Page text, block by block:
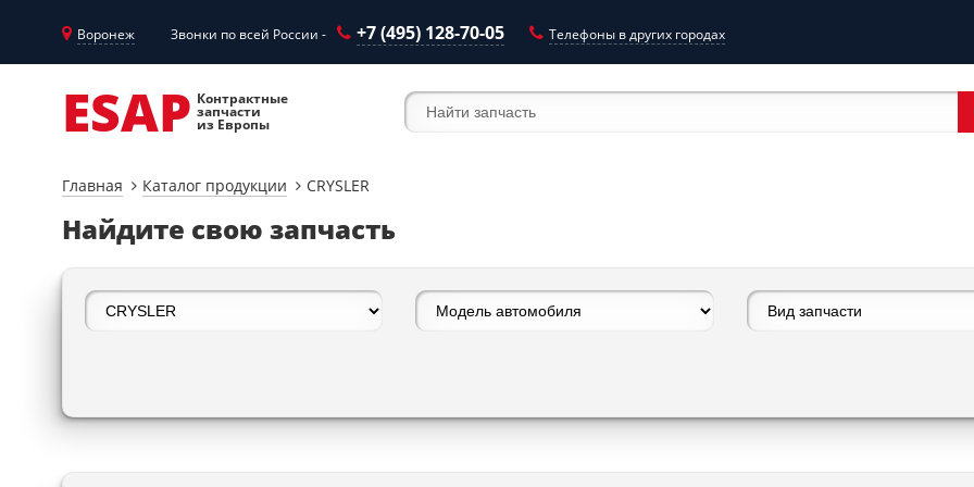
Воронеж Звонки по всей России - +7 (495) 128-70-05 Телефоны в других городах
ESAP Контрактные
запчасти
из Европы
Главная Каталог продукции CRYSLER
Найдите свою запчасть